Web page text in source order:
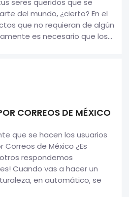
seres queridos que se
del mundo, ¿cierto? En el
que no requieran de algún
es necesario que los...
CORREOS DE MÉXICO
que se hacen los usuarios
de México ¿Es
respondemos
Cuando vas a hacer un
en automático, se